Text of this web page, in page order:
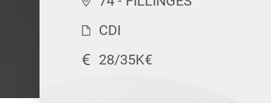
CDI
28/35K€